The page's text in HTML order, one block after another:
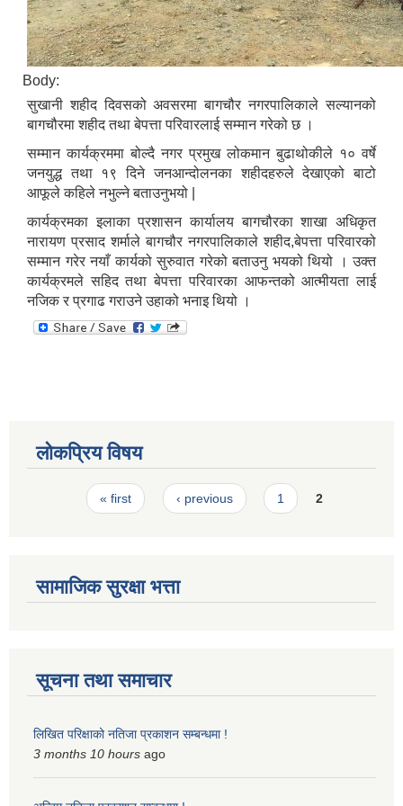
Body:
सुखानी शहीद दिवसको अवसरमा बागचौर नगरपालिकाले सल्यानको
बागचौरमा शहीद तथा बेपत्ता परिवारलाई सम्मान गरेको छ ।
सम्मान कार्यक्रममा बोल्दै नगर प्रमुख लोकमान बुढाथोकीले १० वर्षे
जनयुद्ध तथा १९ दिने जनआन्दोलनका शहीदहरुले देखाएको बाटो
आफूले कहिले नभुल्ने बताउनुभयो |
कार्यक्रमका इलाका प्रशासन कार्यालय बागचौरका शाखा अधिकृत
नारायण प्रसाद शर्माले बागचौर नगरपालिकाले शहीद,बेपत्ता परिवारको
सम्मान गरेर नयाँ कार्यको सुरुवात गरेको बताउनु भयको थियो । उक्त
कार्यक्रमले सहिद तथा बेपत्ता परिवारका आफन्तको आत्मीयता लाई
नजिक र प्रगाढ गराउने उहाको भनाइ थियो ।
लोकप्रिय विषय
Pages« first ‹ previous 1 2
सामाजिक सुरक्षा भत्ता
सूचना तथा समाचार
लिखित परिक्षाको नतिजा प्रकाशन सम्बन्धमा !
3 months 10 hours ago